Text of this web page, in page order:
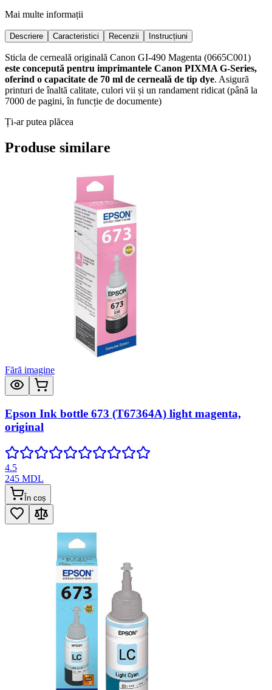
Mai multe informații
Descriere Caracteristici Recenzii Instrucțiuni
Sticla de cerneală originală Canon GI-490 Magenta (0665C001)
este concepută pentru imprimantele Canon PIXMA G-Series,
oferind o capacitate de 70 ml de cerneală de tip dye. Asigură
printuri de înaltă calitate, culori vii și un randament ridicat (până la
7000 de pagini, în funcție de documente)
Ți-ar putea plăcea
Produse similare
Fără imagine
Epson Ink bottle 673 (T67364A) light magenta,
original
4.5
245 MDL
În coș